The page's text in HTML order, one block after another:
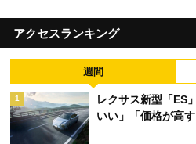
アクセスランキング
週間
1
レクサス新型「ES
いい」「価格が高